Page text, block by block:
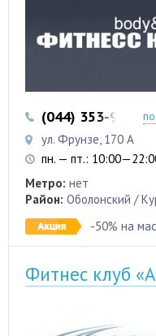
(044) 353-95-40
ул. Фрунзе, 170 А
пн. — пт.:
Метро: нет
Район: Оболонский /
-50% на
Фитнес клуб